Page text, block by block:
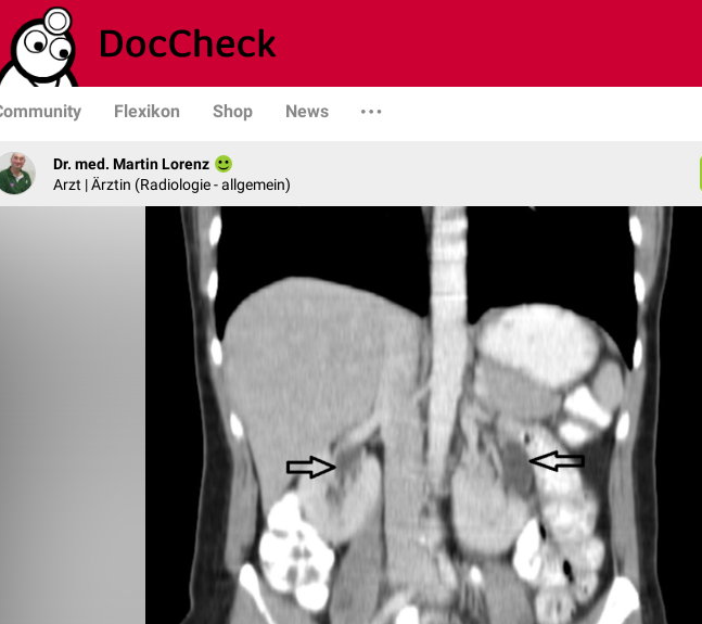
Flexikon Shop News
Dr. med. Martin Lorenz
Arzt | Ärztin (Radiologie - allgemein)